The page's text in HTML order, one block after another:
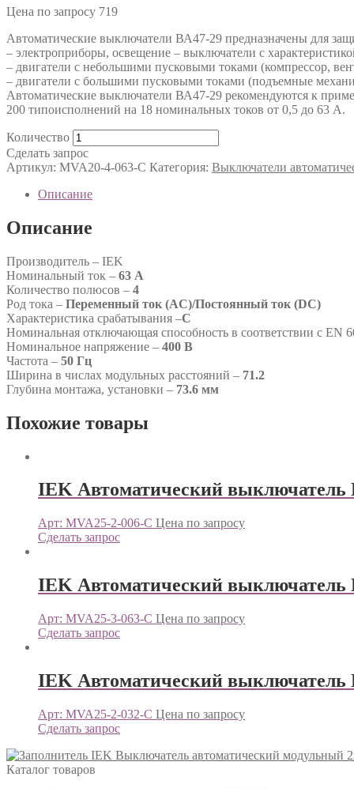
Цена по запросу 719
Автоматические выключатели ВА47-29 предназначены для
– электроприборы, освещение – выключатели с
– двигатели с небольшими пусковыми токами (компрессор,
– двигатели с большими пусковыми токами (подъемные
Автоматические выключатели ВА47-29 рекомендуются к
200 типоисполнений на 18 номинальных токов от 0,5 до 63 А.
Количество
Сделать запрос
Артикул: MVA20-4-063-C Категория: Выключатели
Описание
Описание
Производитель – IEK
Номинальный ток – 63 А
Количество полюсов – 4
Род тока – Переменный ток (AC)/Постоянный ток (DC)
Характеристика срабатывания –C
Номинальная отключающая способность в соответствии с EN
Номинальное напряжение – 400 В
Частота – 50 Гц
Ширина в числах модульных расстояний – 71.2
Глубина монтажа, установки – 73.6 мм
Похожие товары
IEK Автоматический
Арт: MVA25-2-006-C Цена по запросу
Сделать запрос
IEK Автоматический
Арт: MVA25-3-063-C Цена по запросу
Сделать запрос
IEK Автоматический
Арт: MVA25-2-032-C Цена по запросу
Сделать запрос
IEK Выключатель автоматический
Каталог товаров